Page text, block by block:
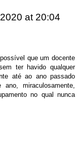
at 20:04
que um docente
ter havido qualquer
até ao ano passado
miraculosamente,
no qual nunca